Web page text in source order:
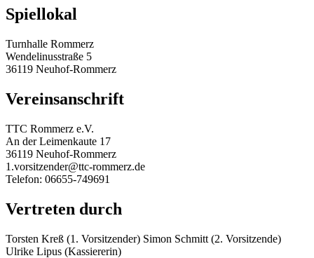
Spiellokal
Turnhalle Rommerz
Wendelinusstraße 5
36119 Neuhof-Rommerz
Vereinsanschrift
TTC Rommerz e.V.
An der Leimenkaute 17
36119 Neuhof-Rommerz
1.vorsitzender@ttc-rommerz.de
Telefon: 06655-749691
Vertreten durch
Torsten Kreß (1. Vorsitzender) Simon Schmitt (2. Vorsitzende)
Ulrike Lipus (Kassiererin)